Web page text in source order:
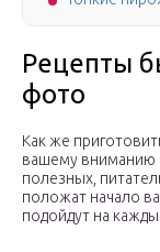
Рецепты
фото
Как же
вашему вниманию
полезных,
положат начало
подойдут на